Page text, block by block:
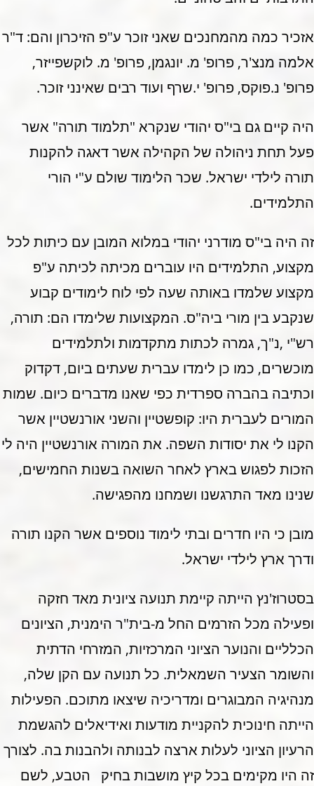
אזכיר כמה מהמחנכים שאני זוכר ע"פ הזיכרון והם: ד"ר
אלמה מנצ'ר, פרופ' מ. יונגמן, פרופ' מ. לוקשפייזר,
פרופ' נ.פוקס, פרופ' י.שרף ועוד רבים שאינני זוכר.
היה קיים גם בי"ס יהודי שנקרא "תלמוד תורה" אשר
פעל תחת ניהולה של הקהילה אשר דאגה להקנות
תורה לילדי ישראל. שכר הלימוד שולם ע"י הורי
התלמידים.
זה היה בי"ס מודרני יהודי במלוא המובן עם כיתות לכל
מקצוע, התלמידים היו עוברים מכיתה לכיתה ע"פ
מקצוע שלמדו באותה שעה לפי לוח לימודים קבוע
שנקבע בין מורי ביה"ס. המקצועות שלימדו הם: תורה,
רש"י ,נ"ך, גמרה לכתות מתקדמות ולתלמידים
מוכשרים, כמו כן לימדו עברית שעתים ביום, דקדוק
וכתיבה בהברה ספרדית כפי שאנו מדברים כיום. שמות
המורים לעברית היו: קופשטיין והשני אורנשטיין אשר
הקנו לי את יסודות השפה. את המורה אורנשטיין היה לי
הזכות לפגוש בארץ לאחר השואה בשנות החמישים,
שנינו מאד התרגשנו ושמחנו מהפגישה.
מובן כי היו חדרים ובתי לימוד נוספים אשר הקנו תורה
ודרך ארץ לילדי ישראל.
בסטרוז'נץ הייתה קיימת תנועה ציונית מאד חזקה
ופעילה מכל הזרמים החל מ-בית"ר הימנית, הציונים
הכלליים והנוער הציוני המרכזיות, המזרחי הדתית
והשומר הצעיר השמאלית. כל תנועה עם הקן שלה,
מנהיגיה המבוגרים ומדריכיה שיצאו מתוכם. הפעילות
הייתה חינוכית להקניית מודעות ואידיאלים להגשמת
הרעיון הציוני לעלות ארצה לבנותה ולהבנות בה. לצורך
זה היו מקימים בכל קיץ מושבות בחיק הטבע, לשם